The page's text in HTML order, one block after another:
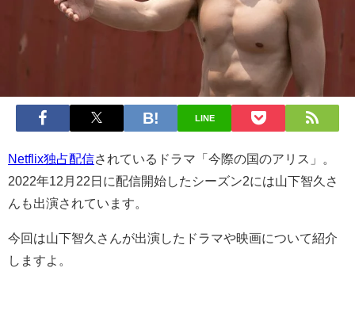
LINE
Netflix独占配信されているドラマ「今際の国のアリス」。
2022年12月22日に配信開始したシーズン2には山下智久さ
んも出演されています。
今回は山下智久さんが出演したドラマや映画について紹介
しますよ。